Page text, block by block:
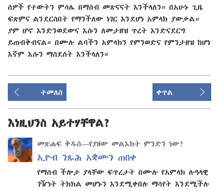
ሰዎች የተውትን ምሳሌ በማሰብ መጽናናት እንችላለን። በአሁኑ ጊዜ
ፍጽምና ልንደርስበት የማንችለው ነገር እንደሆነ አምላክ ያውቃል።
ያም ሆኖ እንድንወደውና እሱን ለመታዘዝ ጥረት እንድናደርግ
ይጠብቅብናል። በሙሉ ልባችን አምላክን የምንወድና የምንታዘዝ ከሆነ
እኛም እሱን ማስደሰት እንችላለን።
ተመለስ ቀጥል
እነዚህንስ አይተሃቸዋል?
መጽሐፍ ቅዱስ—የያዘው መልእክት ምንድን ነው?
ኢዮብ ንጹሕ አቋሙን ጠበቀ
የማሰብ ችሎታ ያላቸው ፍጥረታት በሙሉ የአምላክ ሉዓላዊ
ገዥነት ትክክል መሆኑን እንደሚቀበሉ ማሳየት እንደሚችሉ